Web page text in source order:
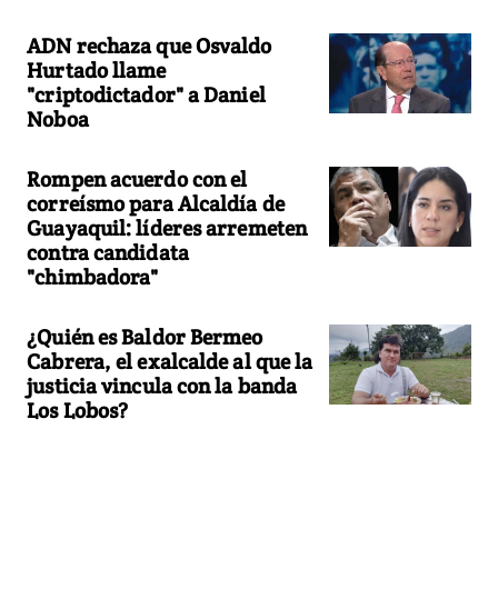
ADN rechaza que Osvaldo
Hurtado llame
"criptodictador" a Daniel
Noboa
Rompen acuerdo con el
correísmo para Alcaldía de
Guayaquil: líderes arremeten
contra candidata
"chimbadora"
¿Quién es Baldor Bermeo
Cabrera, el exalcalde al que la
justicia vincula con la banda
Los Lobos?